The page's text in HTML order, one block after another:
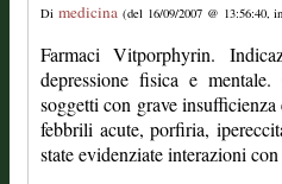
Di medicina (del 16/09/2007 @ 13:56:40, in
Farmaci Vitporphyrin.
depressione fisica e
soggetti con grave
febbrili acute, porfiria,
state evidenziate interazioni